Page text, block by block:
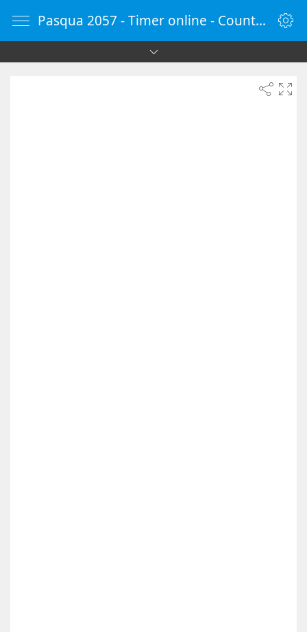
Pasqua 2057 - Timer online - Countdown